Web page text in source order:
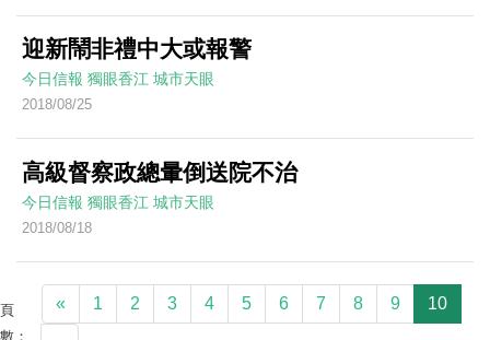
迎新鬧非禮中大或報警
今日信報 獨眼香江 城市天眼
2018/08/25
高級督察政總暈倒送院不治
今日信報 獨眼香江 城市天眼
2018/08/18
頁
數：
« 1 2 3 4 5 6 7 8 9 10